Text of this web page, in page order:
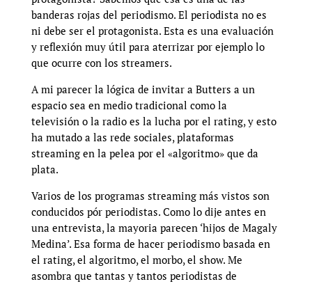
banderas rojas del periodismo. El periodista no es
ni debe ser el protagonista. Esta es una evaluación
y reflexión muy útil para aterrizar por ejemplo lo
que ocurre con los streamers.
A mi parecer la lógica de invitar a Butters a un
espacio sea en medio tradicional como la
televisión o la radio es la lucha por el rating, y esto
ha mutado a las rede sociales, plataformas
streaming en la pelea por el «algoritmo» que da
plata.
Varios de los programas streaming más vistos son
conducidos pór periodistas. Como lo dije antes en
una entrevista, la mayoria parecen ‘hijos de Magaly
Medina’. Esa forma de hacer periodismo basada en
el rating, el algoritmo, el morbo, el show. Me
asombra que tantas y tantos periodistas de